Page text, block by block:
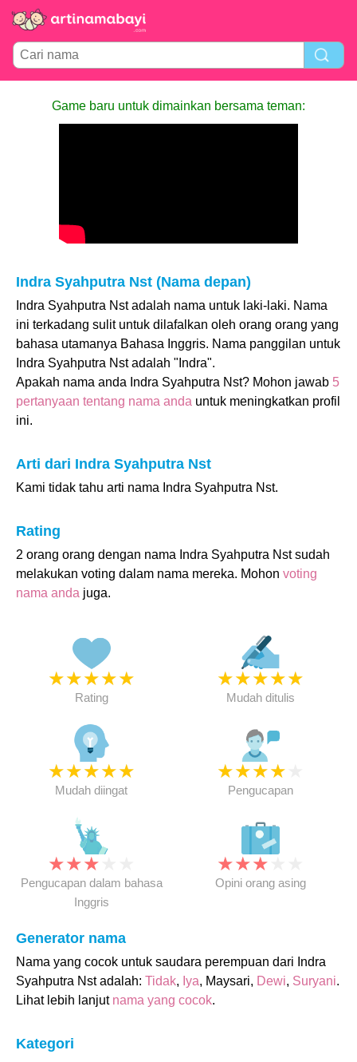
Game baru untuk dimainkan bersama teman:
Indra Syahputra Nst (Nama depan)
Indra Syahputra Nst adalah nama untuk laki-laki. Nama
ini terkadang sulit untuk dilafalkan oleh orang orang yang
bahasa utamanya Bahasa Inggris. Nama panggilan untuk
Indra Syahputra Nst adalah "Indra".
Apakah nama anda Indra Syahputra Nst? Mohon jawab 5
pertanyaan tentang nama anda untuk meningkatkan profil
ini.
Arti dari Indra Syahputra Nst
Kami tidak tahu arti nama Indra Syahputra Nst.
Rating
2 orang orang dengan nama Indra Syahputra Nst sudah
melakukan voting dalam nama mereka. Mohon voting
nama anda juga.
★★★★★
Rating
★★★★★
Mudah ditulis
★★★★★
Mudah diingat
★★★★
Pengucapan
★★★
Pengucapan dalam bahasa
Inggris
★★★
Opini orang asing
Generator nama
Nama yang cocok untuk saudara perempuan dari Indra
Syahputra Nst adalah: Tidak, Iya, Maysari, Dewi, Suryani.
Lihat lebih lanjut nama yang cocok.
Kategori